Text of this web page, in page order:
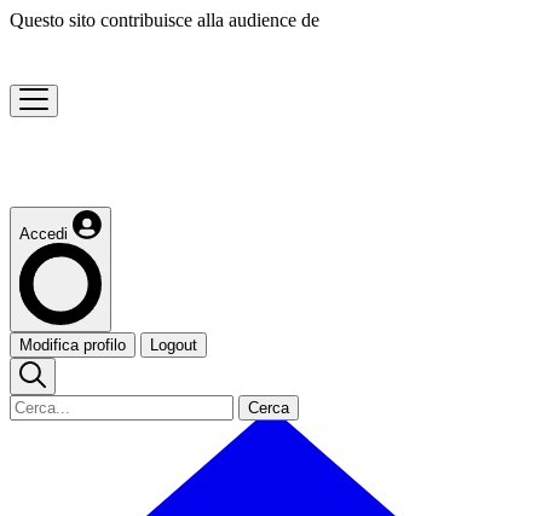
Questo sito contribuisce alla audience de
Accedi
Modifica profilo Logout
Cerca